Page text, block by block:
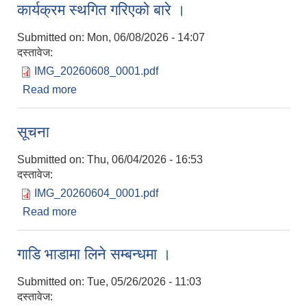
कार्यक्रम स्थगित गरिएको बारे ।
Submitted on: Mon, 06/08/2026 - 14:07
दस्तावेज:
IMG_20260608_0001.pdf
Read more
सूचना
Submitted on: Thu, 06/04/2026 - 16:53
दस्तावेज:
IMG_20260604_0001.pdf
Read more
गाडि भाडामा लिने सम्बन्धमा ।
Submitted on: Tue, 05/26/2026 - 11:03
दस्तावेज: